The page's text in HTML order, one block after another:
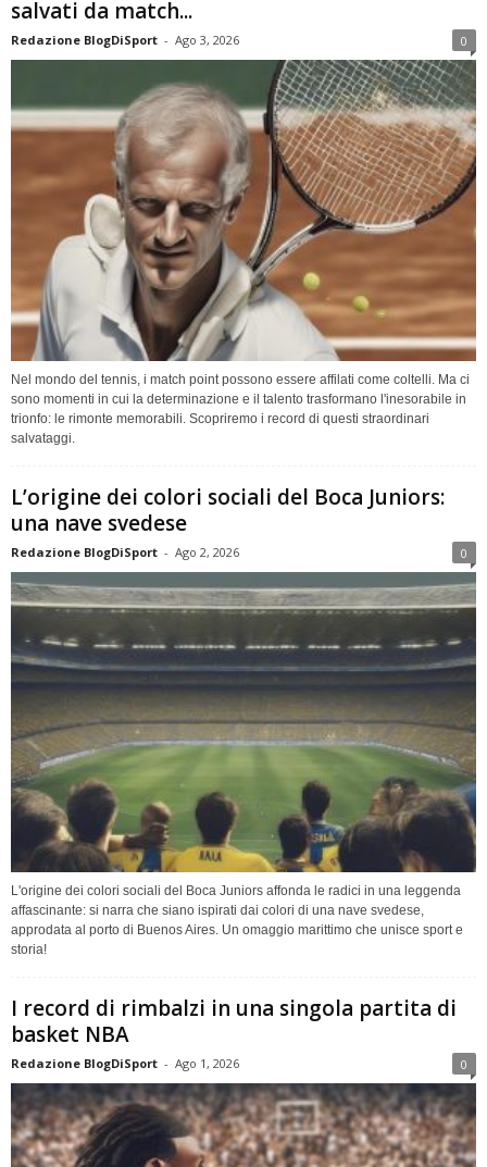
salvati da match...
Redazione BlogDiSport - Ago 3, 2026 0
Nel mondo del tennis, i match point possono essere affilati come coltelli. Ma ci
sono momenti in cui la determinazione e il talento trasformano l'inesorabile in
trionfo: le rimonte memorabili. Scopriremo i record di questi straordinari
salvataggi.
L’origine dei colori sociali del Boca Juniors:
una nave svedese
Redazione BlogDiSport - Ago 2, 2026 0
L'origine dei colori sociali del Boca Juniors affonda le radici in una leggenda
affascinante: si narra che siano ispirati dai colori di una nave svedese,
approdata al porto di Buenos Aires. Un omaggio marittimo che unisce sport e
storia!
I record di rimbalzi in una singola partita di
basket NBA
Redazione BlogDiSport - Ago 1, 2026 0